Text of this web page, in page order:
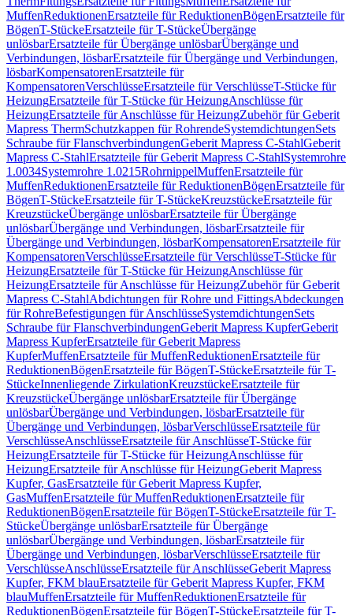
MuffenReduktionenErsatzteile für ReduktionenBögenErsatzteile für
BögenT-StückeErsatzteile für T-StückeÜbergänge
unlösbarErsatzteile für Übergänge unlösbarÜbergänge und
Verbindungen, lösbarErsatzteile für Übergänge und Verbindungen,
lösbarKompensatorenErsatzteile für
KompensatorenVerschlüsseErsatzteile für VerschlüsseT-Stücke für
HeizungErsatzteile für T-Stücke für HeizungAnschlüsse für
HeizungErsatzteile für Anschlüsse für HeizungZubehör für Geberit
Mapress ThermSchutzkappen für RohrendeSystemdichtungenSets
Schraube für FlanschverbindungenGeberit Mapress C-StahlGeberit
Mapress C-StahlErsatzteile für Geberit Mapress C-StahlSystemrohre
1.0034Systemrohre 1.0215RohrnippelMuffenErsatzteile für
MuffenReduktionenErsatzteile für ReduktionenBögenErsatzteile für
BögenT-StückeErsatzteile für T-StückeKreuzstückeErsatzteile für
KreuzstückeÜbergänge unlösbarErsatzteile für Übergänge
unlösbarÜbergänge und Verbindungen, lösbarErsatzteile für
Übergänge und Verbindungen, lösbarKompensatorenErsatzteile für
KompensatorenVerschlüsseErsatzteile für VerschlüsseT-Stücke für
HeizungErsatzteile für T-Stücke für HeizungAnschlüsse für
HeizungErsatzteile für Anschlüsse für HeizungZubehör für Geberit
Mapress C-StahlAbdichtungen für Rohre und FittingsAbdeckungen
für RohreBefestigungen für AnschlüsseSystemdichtungenSets
Schraube für FlanschverbindungenGeberit Mapress KupferGeberit
Mapress KupferErsatzteile für Geberit Mapress
KupferMuffenErsatzteile für MuffenReduktionenErsatzteile für
ReduktionenBögenErsatzteile für BögenT-StückeErsatzteile für T-
StückeInnenliegende ZirkulationKreuzstückeErsatzteile für
KreuzstückeÜbergänge unlösbarErsatzteile für Übergänge
unlösbarÜbergänge und Verbindungen, lösbarErsatzteile für
Übergänge und Verbindungen, lösbarVerschlüsseErsatzteile für
VerschlüsseAnschlüsseErsatzteile für AnschlüsseT-Stücke für
HeizungErsatzteile für T-Stücke für HeizungAnschlüsse für
HeizungErsatzteile für Anschlüsse für HeizungGeberit Mapress
Kupfer, GasErsatzteile für Geberit Mapress Kupfer,
GasMuffenErsatzteile für MuffenReduktionenErsatzteile für
ReduktionenBögenErsatzteile für BögenT-StückeErsatzteile für T-
StückeÜbergänge unlösbarErsatzteile für Übergänge
unlösbarÜbergänge und Verbindungen, lösbarErsatzteile für
Übergänge und Verbindungen, lösbarVerschlüsseErsatzteile für
VerschlüsseAnschlüsseErsatzteile für AnschlüsseGeberit Mapress
Kupfer, FKM blauErsatzteile für Geberit Mapress Kupfer, FKM
blauMuffenErsatzteile für MuffenReduktionenErsatzteile für
ReduktionenBögenErsatzteile für BögenT-StückeErsatzteile für T-